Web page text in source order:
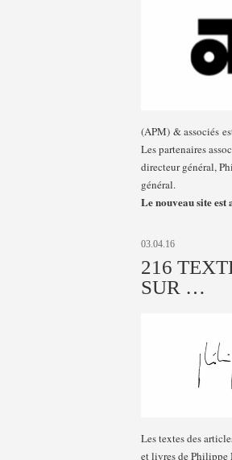
(APM) & associés
Les partenaires
directeur général,
général.
Le nouveau site est
03.04.16
216
SUR …
Les textes des
et livres de Philippe